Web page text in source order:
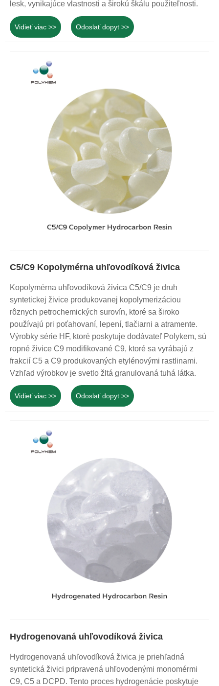
lesk, vynikajúce vlastnosti a širokú škálu použiteľnosti.
Vidieť viac >> Odoslať dopyt >>
C5/C9 Kopolymérna uhľovodíková živica
Kopolymérna uhľovodíková živica C5/C9 je druh
syntetickej živice produkovanej kopolymerizáciou
rôznych petrochemických surovín, ktoré sa široko
používajú pri poťahovaní, lepení, tlačiarni a atramente.
Výrobky série HF, ktoré poskytuje dodávateľ Polykem, sú
ropné živice C9 modifikované C9, ktoré sa vyrábajú z
frakcií C5 a C9 produkovaných etylénovými rastlinami.
Vzhľad výrobkov je svetlo žltá granulovaná tuhá látka.
Vidieť viac >> Odoslať dopyt >>
Hydrogenovaná uhľovodíková živica
Hydrogenovaná uhľovodíková živica je priehľadná
syntetická živici pripravená uhľovodenými monomérmi
C9, C5 a DCPD. Tento proces hydrogenácie poskytuje